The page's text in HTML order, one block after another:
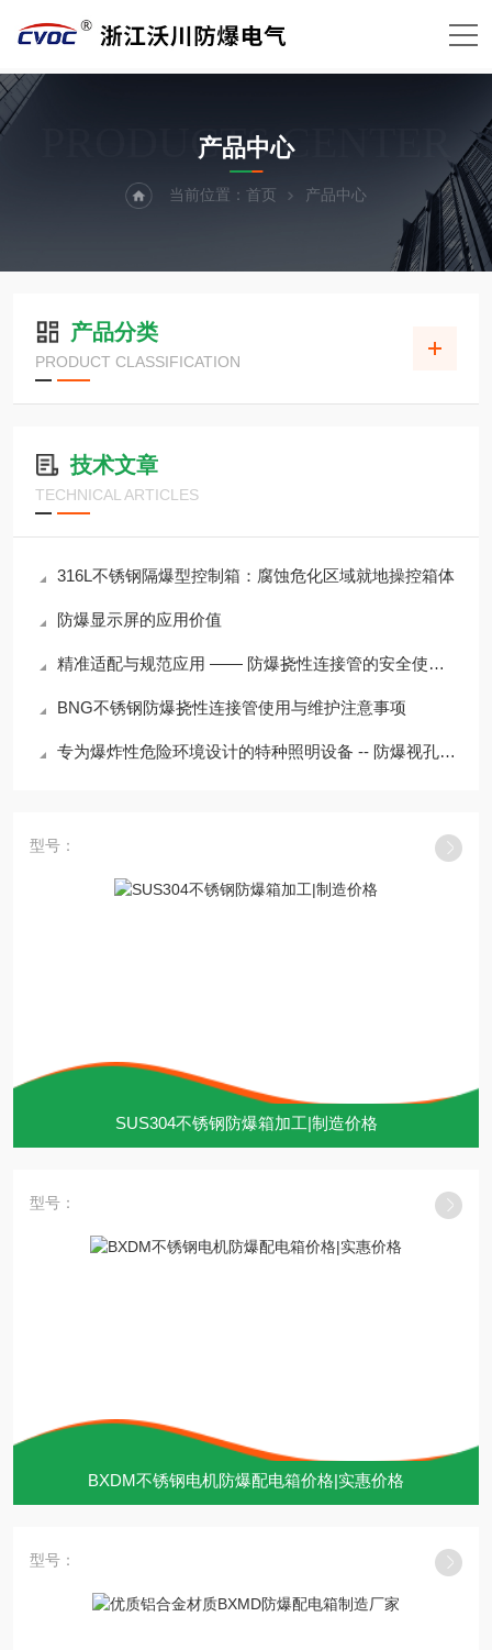
PRODUCTS CENTER
产品中心
当前位置： 首页 产品中心
产品分类
PRODUCT CLASSIFICATION
技术文章
TECHNICAL ARTICLES
316L不锈钢隔爆型控制箱：腐蚀危化区域就地操控箱体
防爆显示屏的应用价值
精准适配与规范应用 —— 防爆挠性连接管的安全使用要点
BNG不锈钢防爆挠性连接管使用与维护注意事项
专为爆炸性危险环境设计的特种照明设备 -- 防爆视孔灯安装注意事项
型号：
SUS304不锈钢防爆箱加工|制造价格
型号：
BXDM不锈钢电机防爆配电箱价格|实惠价格
型号：